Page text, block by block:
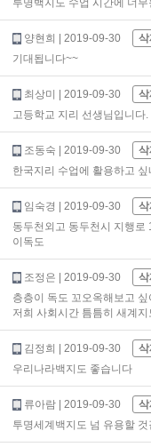
투명백지도 수업 시간에 너
양현희 | 2019-09-30 삭
기대됩니다~~
최상미 | 2019-09-30 삭
고등학교 지리 선생님입니다
조동숙 | 2019-09-30 삭
한국지리 수업에 활용하고 싶
임숙경 | 2019-09-30 삭
동두천외고 동두천시 지행
이독도
조정은 | 2019-09-30 삭
층층이 독도 꼬오옥해보고 싶
저희 사회시간 틈틈히 새계
김정희 | 2019-09-30 삭
우리나라백지도 좋습니다
류아람 | 2019-09-30 삭
투명세계백지도 넘 유용할 것